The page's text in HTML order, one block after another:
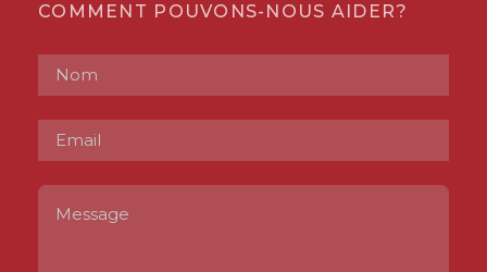
COMMENT POUVONS-NOUS AIDER?